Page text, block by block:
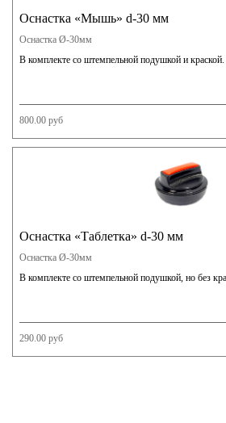
Оснастка «Мышь» d-30 мм
Оснастка Ø-30мм
В комплекте со штемпельной подушкой и краской.
800.00 руб
Оснастка «Таблетка» d-30 мм
Оснастка Ø-30мм
В комплекте со штемпельной подушкой, но без
290.00 руб